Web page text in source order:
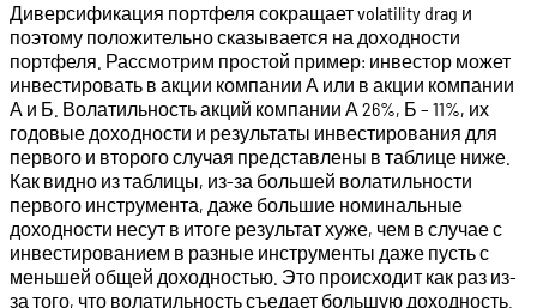
Диверсификация портфеля сокращает volatility drag и
поэтому положительно сказывается на доходности
портфеля. Рассмотрим простой пример: инвестор может
инвестировать в акции компании А или в акции компании
А и Б. Волатильность акций компании А 26%, Б – 11%, их
годовые доходности и результаты инвестирования для
первого и второго случая представлены в таблице ниже.
Как видно из таблицы, из-за большей волатильности
первого инструмента, даже большие номинальные
доходности несут в итоге результат хуже, чем в случае с
инвестированием в разные инструменты даже пусть с
меньшей общей доходностью. Это происходит как раз из-
за того, что волатильность съедает большую доходность.